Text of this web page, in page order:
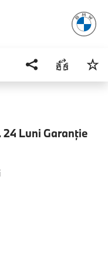
24 Luni Garanţie